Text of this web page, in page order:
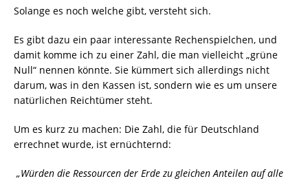
Solange es noch welche gibt, versteht sich.
Es gibt dazu ein paar interessante Rechenspielchen, und
damit komme ich zu einer Zahl, die man vielleicht „grüne
Null“ nennen könnte. Sie kümmert sich allerdings nicht
darum, was in den Kassen ist, sondern wie es um unsere
natürlichen Reichtümer steht.
Um es kurz zu machen: Die Zahl, die für Deutschland
errechnet wurde, ist ernüchternd:
„Würden die Ressourcen der Erde zu gleichen Anteilen auf alle